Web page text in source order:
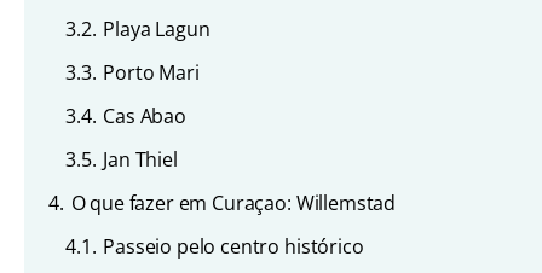
3.2. Playa Lagun
3.3. Porto Mari
3.4. Cas Abao
3.5. Jan Thiel
4. O que fazer em Curaçao: Willemstad
4.1. Passeio pelo centro histórico